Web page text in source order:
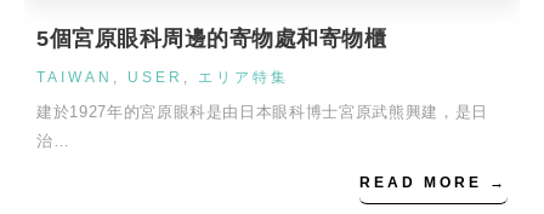
5個宮原眼科周邊的寄物處和寄物櫃
TAIWAN , USER , エリア特集
建於1927年的宮原眼科是由日本眼科博士宮原武熊興建，是日
治…
READ MORE →